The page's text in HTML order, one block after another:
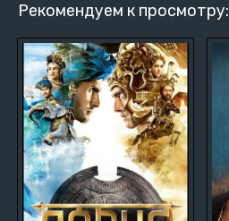
Рекомендуем к просмотру: